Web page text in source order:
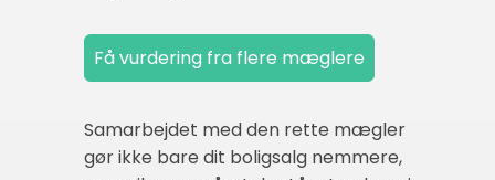
Samarbejdet med den rette mægler
gør ikke bare dit boligsalg nemmere,